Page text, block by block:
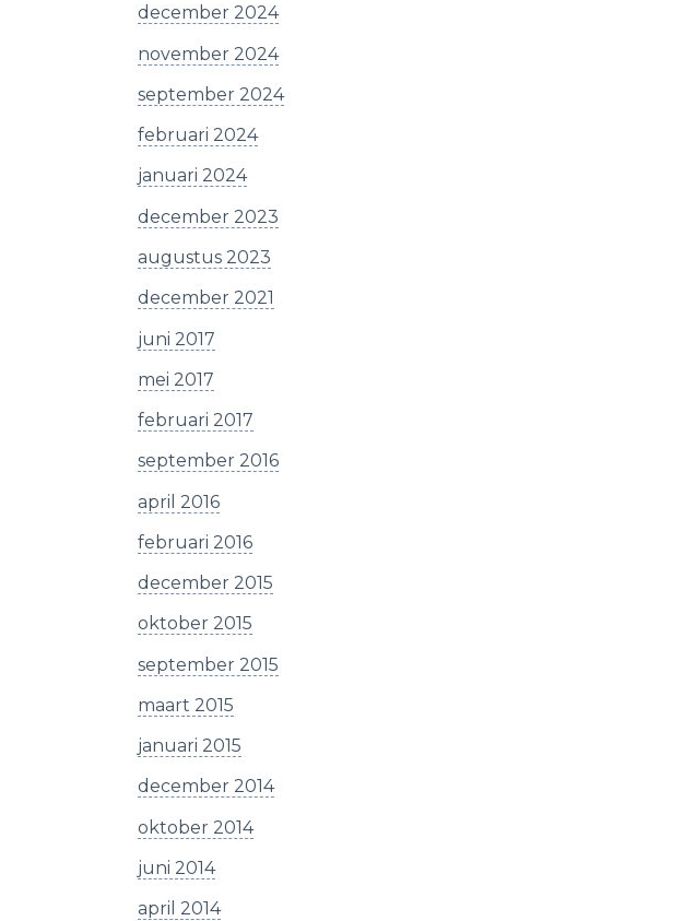
december 2024
november 2024
september 2024
februari 2024
januari 2024
december 2023
augustus 2023
december 2021
juni 2017
mei 2017
februari 2017
september 2016
april 2016
februari 2016
december 2015
oktober 2015
september 2015
maart 2015
januari 2015
december 2014
oktober 2014
juni 2014
april 2014